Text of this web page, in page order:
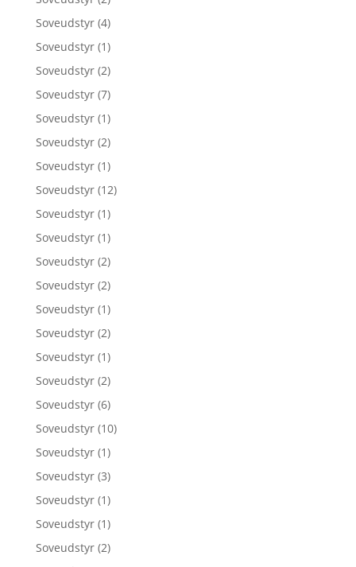
Soveudstyr (4)
Soveudstyr (1)
Soveudstyr (2)
Soveudstyr (7)
Soveudstyr (1)
Soveudstyr (2)
Soveudstyr (1)
Soveudstyr (12)
Soveudstyr (1)
Soveudstyr (1)
Soveudstyr (2)
Soveudstyr (2)
Soveudstyr (1)
Soveudstyr (2)
Soveudstyr (1)
Soveudstyr (2)
Soveudstyr (6)
Soveudstyr (10)
Soveudstyr (1)
Soveudstyr (3)
Soveudstyr (1)
Soveudstyr (1)
Soveudstyr (2)